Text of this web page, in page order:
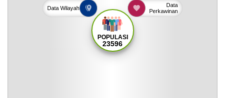
POPULASI
23596
Data Wilayah
Data
Perkawinan